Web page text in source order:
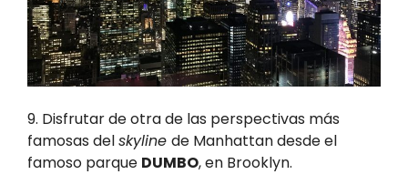
9. Disfrutar de otra de las perspectivas más
famosas delskyline de Manhattan desde el
famoso parque DUMBO, en Brooklyn.